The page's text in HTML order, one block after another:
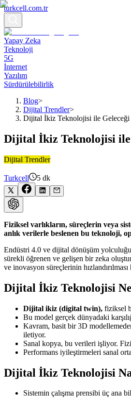
turkcell.com.tr
Yapay Zeka
Teknoloji
5G
İnternet
Yazılım
Sürdürülebilirlik
Blog>
Dijital Trendler>
Dijital İkiz Teknolojisi ile
Dijital İkiz Teknolojisi ile
Dijital Trendler
Turkcell 5 dk
Fiziksel varlıkların, süreçlerin veya
anlık verilerle beslenen bu teknoloji,
Endüstri 4.0 ve dijital dönüşüm
sürekli öğrenen ve gelişen bir zeka
ve inovasyon süreçlerinin
Dijital İkiz Teknolojisi
Dijital ikiz (digital twin), fiziksel
Bu model gerçek dünyadaki
Kavram, basit bir 3D
iletiyor.
Sanal kopya, bu verileri işliyor.
Performans iyileştirmeleri sanal
Dijital İkiz Teknolojisi
Sistemin çalışma prensibi üç ana